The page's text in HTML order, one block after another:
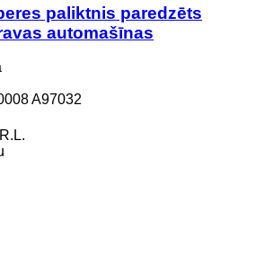
paliktnis paredzēts
automašīnas
A97032